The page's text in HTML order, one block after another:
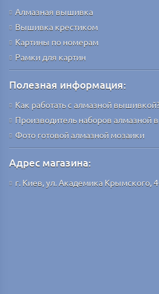
Алмазная вышивка
Вышивка крестиком
Картины по номерам
Рамки для картин
Полезная информация:
Как работать с алмазной
Производитель наборов алмазной
Фото готовой алмазной мозаики
Адрес магазина:
г. Киев, ул. Академика Крымского,